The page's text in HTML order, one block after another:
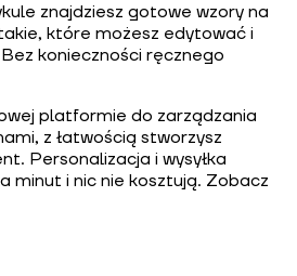
znajdziesz gotowe wzory na
które możesz edytować i
konieczności ręcznego
platformie do zarządzania
z łatwością stworzysz
Personalizacja i wysyłka
minut i nic nie kosztują. Zobacz